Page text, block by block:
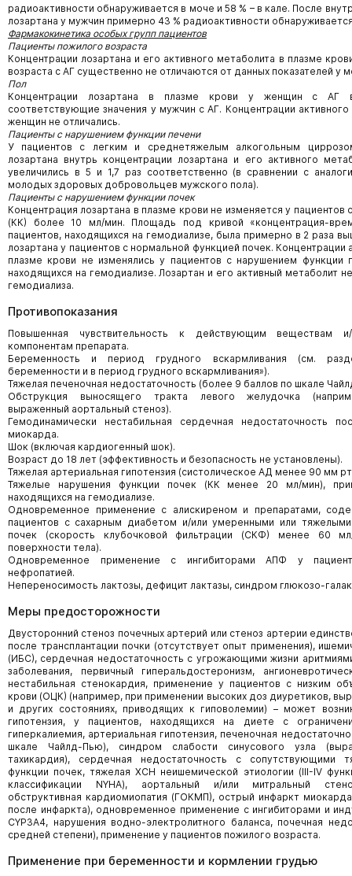
радиоактивности обнаруживается в моче и 58 % – в кале. После
лозартана у мужчин примерно 43 % радиоактивности
Фармакокинетика особых групп пациентов
Пациенты пожилого возраста
Концентрации лозартана и его активного метаболита в плазме
возраста с АГ существенно не отличаются от данных показателей у
Пол
Концентрации лозартана в плазме крови у женщин с АГ
соответствующие значения у мужчин с АГ. Концентрации
женщин не отличались.
Пациенты с нарушением функции печени
У пациентов с легким и среднетяжелым алкогольным
лозартана внутрь концентрации лозартана и его активного
увеличились в 5 и 1,7 раз соответственно (в сравнении с
молодых здоровых добровольцев мужского пола).
Пациенты с нарушением функции почек
Концентрация лозартана в плазме крови не изменяется у пациентов
(КК) более 10 мл/мин. Площадь под кривой «концентрация-
пациентов, находящихся на гемодиализе, была примерно в 2 раза
лозартана у пациентов с нормальной функцией почек. Концентрации
плазме крови не изменялись у пациентов с нарушением функции
находящихся на гемодиализе. Лозартан и его активный метаболит
гемодиализа.
Противопоказания
Повышенная чувствительность к действующим веществам и/
компонентам препарата.
Беременность и период грудного вскармливания (см.
беременности и в период грудного вскармливания»).
Тяжелая печеночная недостаточность (более 9 баллов по шкале
Обструкция выносящего тракта левого желудочка
выраженный аортальный стеноз).
Гемодинамически нестабильная сердечная недостаточность
миокарда.
Шок (включая кардиогенный шок).
Возраст до 18 лет (эффективность и безопасность не установлены).
Тяжелая артериальная гипотензия (систолическое АД менее 90 мм
Тяжелые нарушения функции почек (КК менее 20 мл/мин),
находящихся на гемодиализе.
Одновременное применение с алискиреном и препаратами,
пациентов с сахарным диабетом и/или умеренными или
почек (скорость клубочковой фильтрации (СКФ) менее 60
поверхности тела).
Одновременное применение с ингибиторами АПФ у
нефропатией.
Непереносимость лактозы, дефицит лактазы, синдром глюкозо-
Меры предосторожности
Двусторонний стеноз почечных артерий или стеноз артерии
после трансплантации почки (отсутствует опыт применения),
(ИБС), сердечная недостаточность с угрожающими жизни
заболевания, первичный гиперальдостеронизм,
нестабильная стенокардия, применение у пациентов с низким
крови (ОЦК) (например, при применении высоких доз диуретиков,
и других состояниях, приводящих к гиповолемии) – может
гипотензия, у пациентов, находящихся на диете с
гиперкалиемия, артериальная гипотензия, печеночная
шкале Чайлд-Пью), синдром слабости синусового узла
тахикардия), сердечная недостаточность с сопутствующими
функции почек, тяжелая ХСН неишемической этиологии (III-IV
классификации NYHA), аортальный и/или митральный
обструктивная кардиомиопатия (ГОКМП), острый инфаркт
после инфаркта), одновременное применение с ингибиторами и
CYP3A4, нарушения водно-электролитного баланса, почечная
средней степени), применение у пациентов пожилого возраста.
Применение при беременности и кормлении грудью